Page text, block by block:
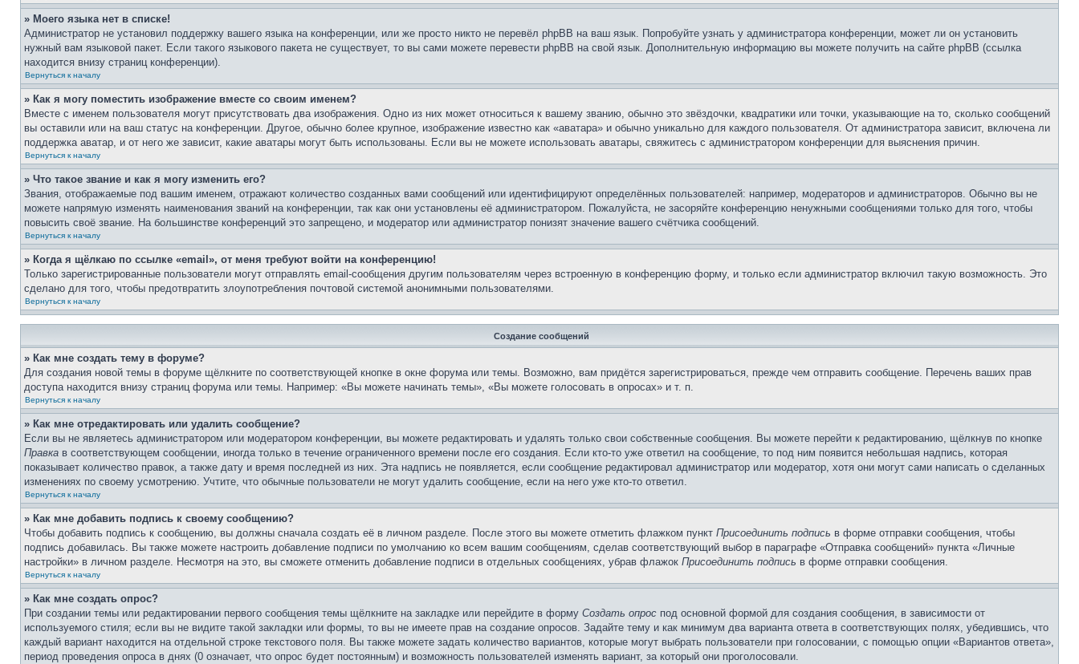
» Моего языка нет в списке!
Администратор не установил поддержку вашего языка на конференции, или же просто никто не перевёл phpBB на ваш язык. Попробуйте узнать у администратора конференции, может ли он установить
нужный вам языковой пакет. Если такого языкового пакета не существует, то вы сами можете перевести phpBB на свой язык. Дополнительную информацию вы можете получить на сайте phpBB (ссылка
находится внизу страниц конференции).
Вернуться к началу
» Как я могу поместить изображение вместе со своим именем?
Вместе с именем пользователя могут присутствовать два изображения. Одно из них может относиться к вашему званию, обычно это звёздочки, квадратики или точки, указывающие на то, сколько сообщений
вы оставили или на ваш статус на конференции. Другое, обычно более крупное, изображение известно как «аватара» и обычно уникально для каждого пользователя. От администратора зависит, включена ли
поддержка аватар, и от него же зависит, какие аватары могут быть использованы. Если вы не можете использовать аватары, свяжитесь с администратором конференции для выяснения причин.
Вернуться к началу
» Что такое звание и как я могу изменить его?
Звания, отображаемые под вашим именем, отражают количество созданных вами сообщений или идентифицируют определённых пользователей: например, модераторов и администраторов. Обычно вы не
можете напрямую изменять наименования званий на конференции, так как они установлены её администратором. Пожалуйста, не засоряйте конференцию ненужными сообщениями только для того, чтобы
повысить своё звание. На большинстве конференций это запрещено, и модератор или администратор понизят значение вашего счётчика сообщений.
Вернуться к началу
» Когда я щёлкаю по ссылке «email», от меня требуют войти на конференцию!
Только зарегистрированные пользователи могут отправлять email-сообщения другим пользователям через встроенную в конференцию форму, и только если администратор включил такую возможность. Это
сделано для того, чтобы предотвратить злоупотребления почтовой системой анонимными пользователями.
Вернуться к началу
Создание сообщений
» Как мне создать тему в форуме?
Для создания новой темы в форуме щёлкните по соответствующей кнопке в окне форума или темы. Возможно, вам придётся зарегистрироваться, прежде чем отправить сообщение. Перечень ваших прав
доступа находится внизу страниц форума или темы. Например: «Вы можете начинать темы», «Вы можете голосовать в опросах» и т. п.
Вернуться к началу
» Как мне отредактировать или удалить сообщение?
Если вы не являетесь администратором или модератором конференции, вы можете редактировать и удалять только свои собственные сообщения. Вы можете перейти к редактированию, щёлкнув по кнопке
Правка в соответствующем сообщении, иногда только в течение ограниченного времени после его создания. Если кто-то уже ответил на сообщение, то под ним появится небольшая надпись, которая
показывает количество правок, а также дату и время последней из них. Эта надпись не появляется, если сообщение редактировал администратор или модератор, хотя они могут сами написать о сделанных
изменениях по своему усмотрению. Учтите, что обычные пользователи не могут удалить сообщение, если на него уже кто-то ответил.
Вернуться к началу
» Как мне добавить подпись к своему сообщению?
Чтобы добавить подпись к сообщению, вы должны сначала создать её в личном разделе. После этого вы можете отметить флажком пункт Присоединить подпись в форме отправки сообщения, чтобы
подпись добавилась. Вы также можете настроить добавление подписи по умолчанию ко всем вашим сообщениям, сделав соответствующий выбор в параграфе «Отправка сообщений» пункта «Личные
настройки» в личном разделе. Несмотря на это, вы сможете отменить добавление подписи в отдельных сообщениях, убрав флажок Присоединить подпись в форме отправки сообщения.
Вернуться к началу
» Как мне создать опрос?
При создании темы или редактировании первого сообщения темы щёлкните на закладке или перейдите в форму Создать опрос под основной формой для создания сообщения, в зависимости от
используемого стиля; если вы не видите такой закладки или формы, то вы не имеете прав на создание опросов. Задайте тему и как минимум два варианта ответа в соответствующих полях, убедившись, что
каждый вариант находится на отдельной строке текстового поля. Вы также можете задать количество вариантов, которые могут выбрать пользователи при голосовании, с помощью опции «Вариантов ответа»,
период проведения опроса в днях (0 означает, что опрос будет постоянным) и возможность пользователей изменять вариант, за который они проголосовали.